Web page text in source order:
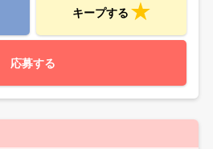
キープする
応募する